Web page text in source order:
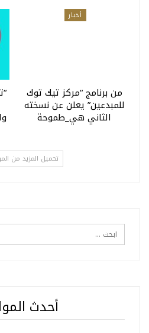
أخبار
من برنامج “مركز تيك توك
للمبدعين” يعلن عن نسخته
الثاني هي_طموحة
تحميل المزيد من
أحدث